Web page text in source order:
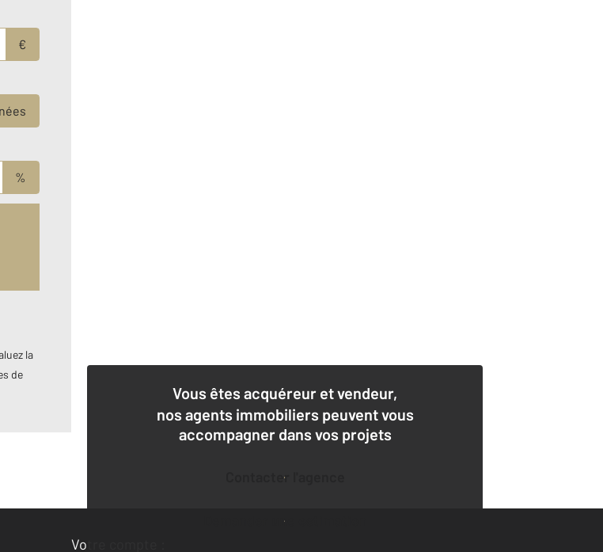
€
%
la
de
Vous êtes acquéreur et vendeur,
nos agents immobiliers peuvent vous
accompagner dans vos projets
Contacter l'agence
Demander une estimation
Votre compte :